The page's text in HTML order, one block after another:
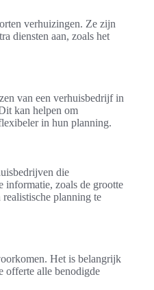
verhuizingen. Ze zijn
diensten aan, zoals het
van een verhuisbedrijf in
kan helpen om
in hun planning.
die
informatie, zoals de grootte
planning te
Het is belangrijk
offerte alle benodigde